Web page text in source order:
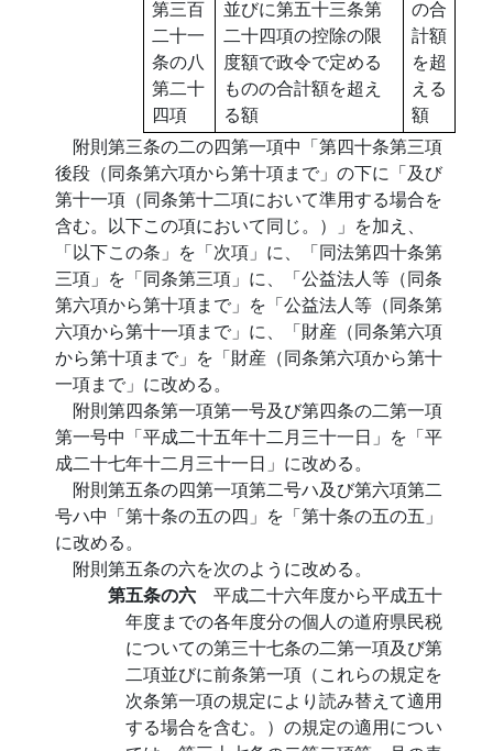
第三百
二十一
条の八
第二十
四項
並びに第五十三条第
二十四項の控除の限
度額で政令で定める
ものの合計額を超え
る額
の合
計額
を超
える
額
附則第三条の二の四第一項中「第四十条第三項
後段（同条第六項から第十項まで」の下に「及び
第十一項（同条第十二項において準用する場合を
含む。以下この項において同じ。）」を加え、
「以下この条」を「次項」に、「同法第四十条第
三項」を「同条第三項」に、「公益法人等（同条
第六項から第十項まで」を「公益法人等（同条第
六項から第十一項まで」に、「財産（同条第六項
から第十項まで」を「財産（同条第六項から第十
一項まで」に改める。
附則第四条第一項第一号及び第四条の二第一項
第一号中「平成二十五年十二月三十一日」を「平
成二十七年十二月三十一日」に改める。
附則第五条の四第一項第二号ハ及び第六項第二
号ハ中「第十条の五の四」を「第十条の五の五」
に改める。
附則第五条の六を次のように改める。
第五条の六 平成二十六年度から平成五十
年度までの各年度分の個人の道府県民税
についての第三十七条の二第一項及び第
二項並びに前条第一項（これらの規定を
次条第一項の規定により読み替えて適用
する場合を含む。）の規定の適用につい